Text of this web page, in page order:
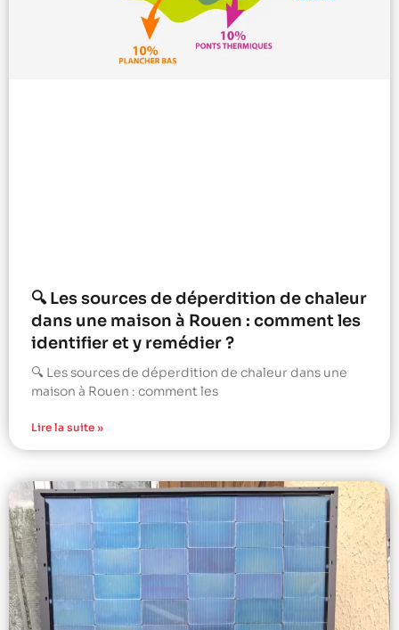
🔍 Les sources de déperdition de chaleur
dans une maison à Rouen : comment les
identifier et y remédier ?
🔍 Les sources de déperdition de chaleur dans une
maison à Rouen : comment les
Lire la suite »